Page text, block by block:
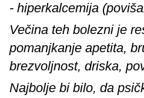
- hiperkalcemija
Večina teh bolezni je
pomanjkanje apetita,
brezvoljnost, driska,
Najbolje bi bilo, da